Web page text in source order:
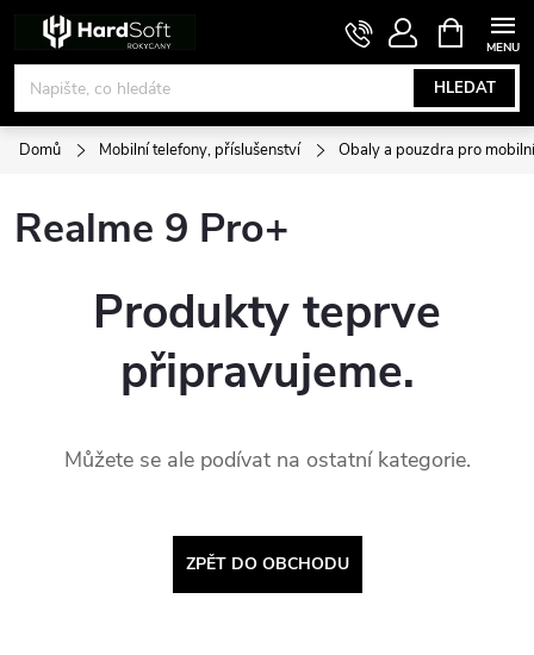
obsah
HLEDAT
NÁKUPNÍ
KOŠÍK
Domů Mobilní telefony, příslušenství Obaly a pouzdra pro
Realme 9 Pro+
Produkty teprve
připravujeme.
Můžete se ale podívat na ostatní kategorie.
ZPĚT DO OBCHODU